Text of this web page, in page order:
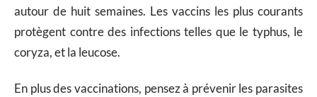
autour de huit semaines. Les vaccins les plus courants
protègent contre des infections telles que le typhus, le
coryza, et la leucose.
En plus des vaccinations, pensez à prévenir les parasites